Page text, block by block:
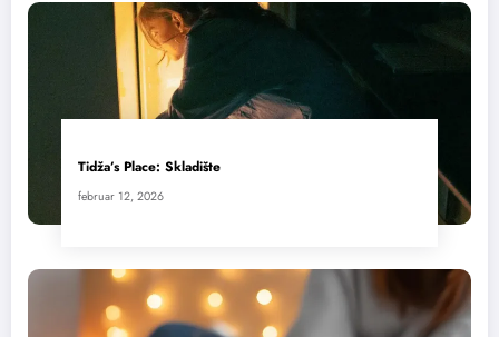
Tidža’s Place: Skladište
februar 12, 2026